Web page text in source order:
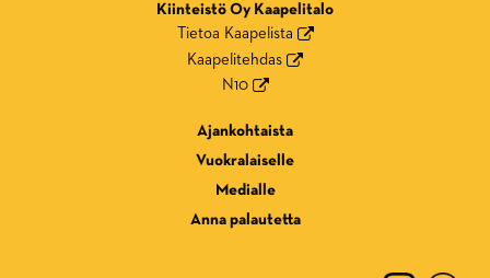
Kiinteistö Oy Kaapelitalo
Tietoa Kaapelista
Kaapelitehdas
N10
Ajankohtaista
Vuokralaiselle
Medialle
Anna palautetta